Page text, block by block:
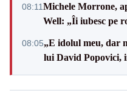
08:11Michele Morrone,
Well: „Îi iubesc pe
08:05„E idolul meu, dar
lui David Popovici,